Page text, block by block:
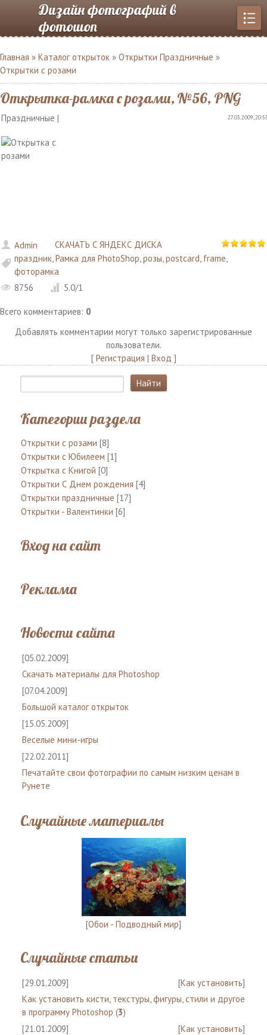
Дизайн фотографий в
фотошоп
Главная » Каталог открыток » Открытки Праздничные »
Открытки с розами
Открытка-рамка с розами, №56, PNG
Праздничные | 27.03.2009,
Admin
СКАЧАТЬ С ЯНДЕКС ДИСКА
праздник,Рамка для PhotoShop,розы,postcard, frame,
фоторамка
8756
5.0/1
Всего комментариев: 0
Добавлять комментарии могут только зарегистрированные
пользователи.
[ Регистрация | Вход ]
Категории раздела
Открытки с розами [8]
Открытки с Юбилеем [1]
Открытка с Книгой [0]
Открытки С Днем рождения [4]
Открытки праздничные [17]
Открытки - Валентинки [6]
Вход на сайт
Реклама
Новости сайта
[05.02.2009]
Скачать материалы для Photoshop
[07.04.2009]
Большой каталог открыток
[15.05.2009]
Веселые мини-игры
[22.02.2011]
Печатайте свои фотографии по самым низким ценам в
Рунете
Случайные материалы
[Обои - Подводный мир]
Случайные статьи
[29.01.2009] [Как установить]
Как установить кисти, текстуры, фигуры, стили и другое
в программу Photoshop (3)
[21.01.2009]
[Как установить]